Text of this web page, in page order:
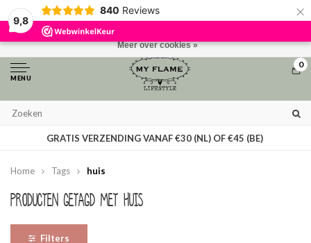
9,8
840 Reviews ×
MENU
0
GRATIS VERZENDING VANAF €30 (NL) OF €45 (BE)
Home Tags huis
Filters
Producten getagd met huis
Door het gebruiken van onze website, ga je akkoord met het gebruik van
cookies om onze website te verbeteren.
Meer over cookies »